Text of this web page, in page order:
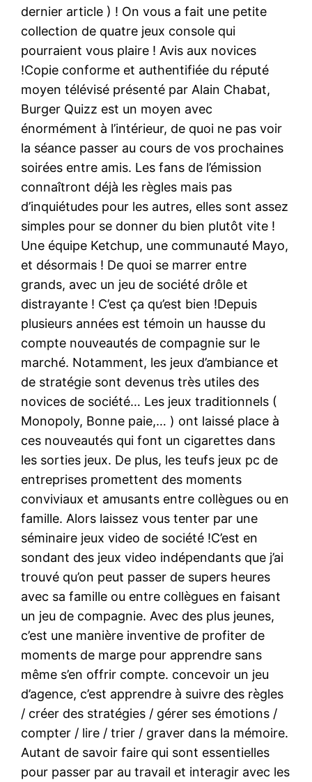
dernier article ) ! On vous a fait une petite
collection de quatre jeux console qui
pourraient vous plaire ! Avis aux novices
!Copie conforme et authentifiée du réputé
moyen télévisé présenté par Alain Chabat,
Burger Quizz est un moyen avec
énormément à l’intérieur, de quoi ne pas voir
la séance passer au cours de vos prochaines
soirées entre amis. Les fans de l’émission
connaîtront déjà les règles mais pas
d’inquiétudes pour les autres, elles sont assez
simples pour se donner du bien plutôt vite !
Une équipe Ketchup, une communauté Mayo,
et désormais ! De quoi se marrer entre
grands, avec un jeu de société drôle et
distrayante ! C’est ça qu’est bien !Depuis
plusieurs années est témoin un hausse du
compte nouveautés de compagnie sur le
marché. Notamment, les jeux d’ambiance et
de stratégie sont devenus très utiles des
novices de société… Les jeux traditionnels (
Monopoly, Bonne paie,… ) ont laissé place à
ces nouveautés qui font un cigarettes dans
les sorties jeux. De plus, les teufs jeux pc de
entreprises promettent des moments
conviviaux et amusants entre collègues ou en
famille. Alors laissez vous tenter par une
séminaire jeux video de société !C’est en
sondant des jeux video indépendants que j’ai
trouvé qu’on peut passer de supers heures
avec sa famille ou entre collègues en faisant
un jeu de compagnie. Avec des plus jeunes,
c’est une manière inventive de profiter de
moments de marge pour apprendre sans
même s’en offrir compte. concevoir un jeu
d’agence, c’est apprendre à suivre des règles
/ créer des stratégies / gérer ses émotions /
compter / lire / trier / graver dans la mémoire.
Autant de savoir faire qui sont essentielles
pour passer par au travail et interagir avec les